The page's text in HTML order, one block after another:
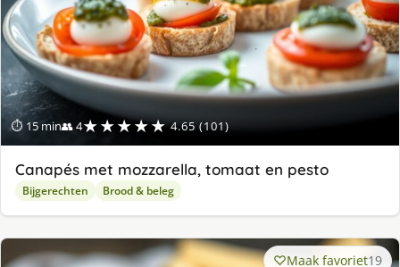
⏱ 15 min👥 4★★★★★ 4.65 (101)
Canapés met mozzarella, tomaat en pesto
Bijgerechten Brood & beleg
Maak favoriet19